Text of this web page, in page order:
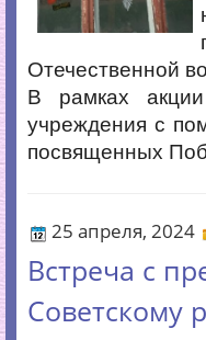
Отечественной
В рамках
учреждения с
посвященных
25 апреля, 2024
Встреча с
Советскому